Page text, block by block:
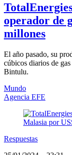
operador de
millones
El año pasado, su
cúbicos diarios de
Bintulu.
Mundo
Agencia EFE
Respuestas